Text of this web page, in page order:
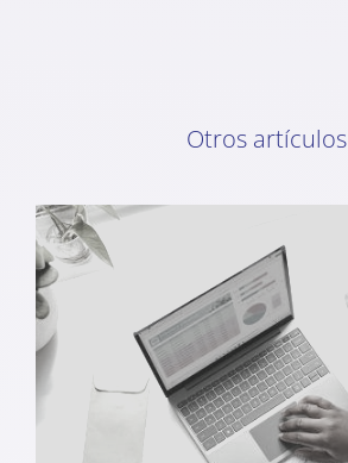
Otros artículos